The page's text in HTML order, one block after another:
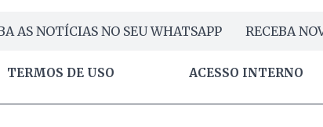
AS NOTÍCIAS NO SEU WHATSAPP RECEBA
TERMOS DE USO ACESSO INTERNO